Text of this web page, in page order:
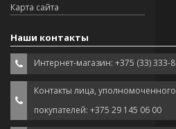
Карта сайта
Наши контакты
Интернет-магазин: +375 (33) 333-
Контакты лица,
покупателей: +375 29 145 06 00